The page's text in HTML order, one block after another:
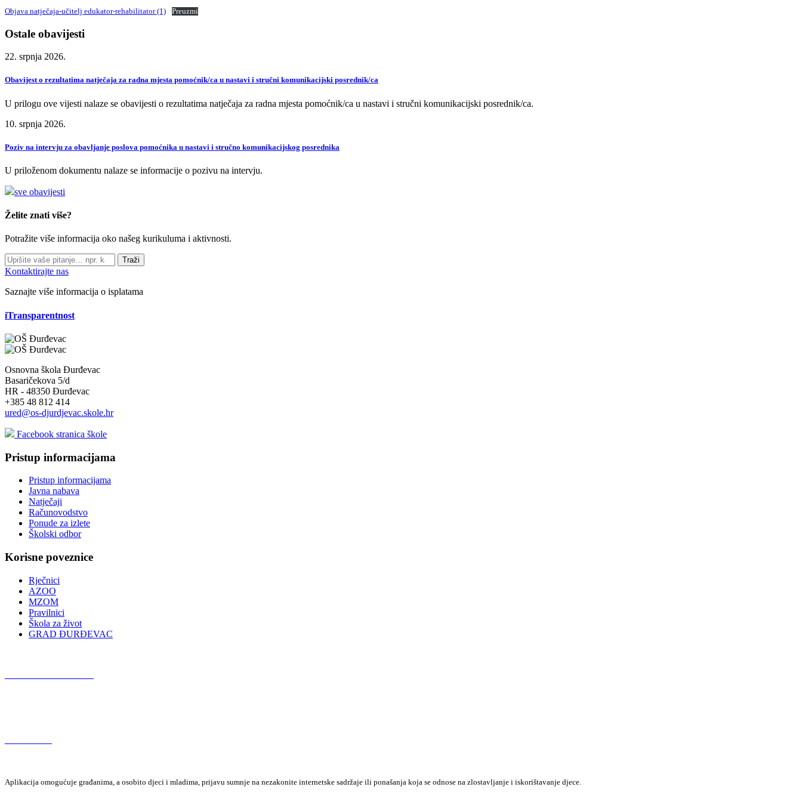
Objava natječaja-učitelj edukator-rehabilitator (1) Preuzmi
Ostale obavijesti
22. srpnja 2026.
Obavijest o rezultatima natječaja za radna mjesta pomoćnik/ca u nastavi i stručni komunikacijski posrednik/ca
U prilogu ove vijesti nalaze se obavijesti o rezultatima natječaja za radna mjesta pomoćnik/ca u nastavi i stručni komunikacijski posrednik/ca.
10. srpnja 2026.
Poziv na intervju za obavljanje poslova pomoćnika u nastavi i stručno komunikacijskog posrednika
U priloženom dokumentu nalaze se informacije o pozivu na intervju.
sve obavijesti
Želite znati više?
Potražite više informacija oko našeg kurikuluma i aktivnosti.
Traži
Kontaktirajte nas
Saznajte više informacija o isplatama
iTransparentnost
Osnovna škola Đurđevac
Basaričekova 5/d
HR - 48350 Đurđevac
+385 48 812 414
ured@os-djurdjevac.skole.hr
Facebook stranica škole
Pristup informacijama
Pristup informacijama
Javna nabava
Natječaji
Računovodstvo
Ponude za izlete
Školski odbor
Korisne poveznice
Rječnici
AZOO
MZOM
Pravilnici
Škola za život
GRAD ĐURĐEVAC
Aplikacija omogućuje građanima, a osobito djeci i mladima, prijavu sumnje na nezakonite internetske sadržaje ili ponašanja koja se odnose na zlostavljanje i iskorištavanje djece.